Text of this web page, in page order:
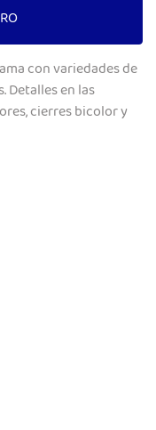
con variedades de
Detalles en las
cierres bicolor y